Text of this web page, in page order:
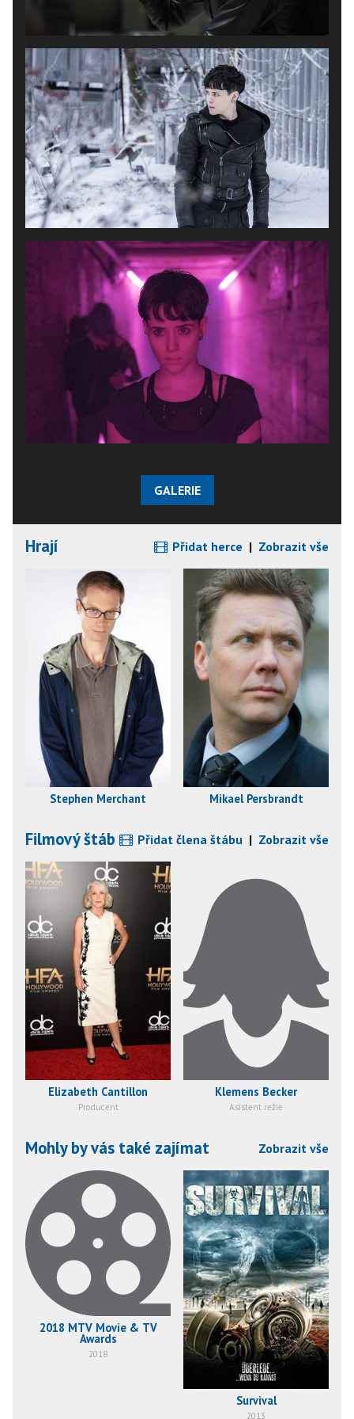
GALERIE
Hrají Přidat herce | Zobrazit vše
Stephen Merchant Mikael Persbrandt
Filmový štáb Přidat člena štábu | Zobrazit vše
Elizabeth Cantillon
Producent
Klemens Becker
Asistent režie
Mohly by vás také zajímat Zobrazit vše
2018 MTV Movie & TV
Awards
2018
Survival
2013